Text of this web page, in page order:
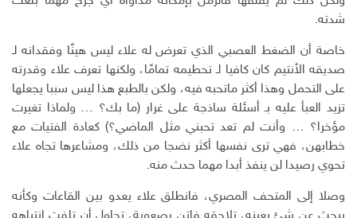
شدته.
خاصة أن الضغط العصبي الذي تعرض له علاء ليس هينًا وفقدانه لـ
صديقه الأنتيم كان كافيا لـ تحطيمه تمامًا، ولكنها تعرف علاء وقدرته
على التحمل وهذا أكثر ماتحبه فيه، ولكن بالطبع هذا ليس سببا يجعلها
تزيد العبأ عليه بـ أسئلة ساذجة على غرار (ما بك؟ … ولماذا تغيرت
مؤخرا؟ … وأنت لم تعد تحبني مثل الماضي؟) كعادة الفتيات مع
خطابهن، فهي ترى نفسها أكثر نضجا من ذلك، ومشاعرها تجاه علاء
تحوي رصيدا لن ينفذ أبدا مهما حدث منه.
وصلا إلى المتحف المصري، فانطلق علاء يعدو بين القاعات وكأنه